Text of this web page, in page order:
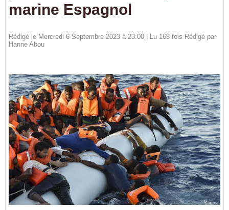
marine Espagnol
Rédigé le Mercredi 6 Septembre 2023 à 23:00 | Lu 168 fois Rédigé par
Hanne Abou